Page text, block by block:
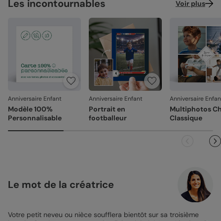
Les incontournables Voir plus
Anniversaire Enfant
Modèle 100%
Personnalisable
Anniversaire Enfant
Portrait en
footballeur
Anniversaire
Multiphotos
Classique
Le mot de la créatrice
Votre petit neveu ou nièce soufflera bientôt sur sa troisième